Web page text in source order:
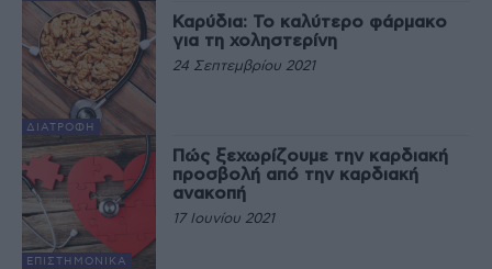
ΔΙΑΤΡΟΦΉ
Καρύδια: Το καλύτερο φάρμακο
για τη χοληστερίνη
24 Σεπτεμβρίου 2021
EΠΙΣΤΗΜΟΝΙΚΆ
Πώς ξεχωρίζουμε την καρδιακή
προσβολή από την καρδιακή
ανακοπή
17 Ιουνίου 2021